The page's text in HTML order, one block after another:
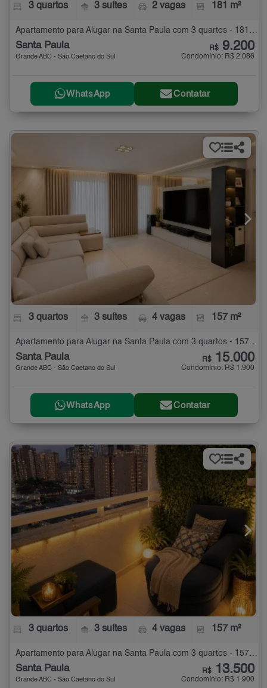
3 quartos 3 suítes 2 vagas 181 m²
Apartamento para Alugar na Santa Paula com 3 quartos - 181 m²
Santa Paula
Grande ABC - São Caetano do Sul
R$ 9.200
Condomínio: R$ 2.086
WhatsApp Contatar
3 quartos 3 suítes 4 vagas 157 m²
Apartamento para Alugar na Santa Paula com 3 quartos - 157 m²
Santa Paula
Grande ABC - São Caetano do Sul
R$ 15.000
Condomínio: R$ 1.900
WhatsApp Contatar
3 quartos 3 suítes 4 vagas 157 m²
Apartamento para Alugar na Santa Paula com 3 quartos - 157 m²
Santa Paula
Grande ABC - São Caetano do Sul
R$ 13.500
Condomínio: R$ 1.900